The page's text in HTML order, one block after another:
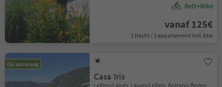
Bett+Bike
vanaf 125€
1 Nacht / 1 appartement Incl. btw
Op aanvraag
Casa Iris
Leifers/Laives, Laives/Leifers, Bolzano/Bozen